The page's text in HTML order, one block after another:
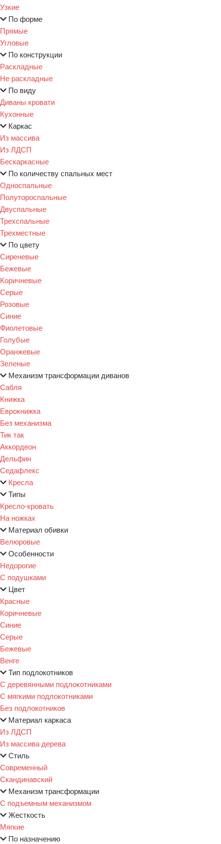
Узкие
По форме
Прямые
Угловые
По конструкции
Раскладные
Не раскладные
По виду
Диваны кровати
Кухонные
Каркас
Из массива
Из ЛДСП
Бескаркасные
По количеству спальных мест
Односпальные
Полутороспальные
Двуспальные
Трехспальные
Трехместные
По цвету
Сиреневые
Бежевые
Коричневые
Серые
Розовые
Синие
Фиолетовые
Голубые
Оранжевые
Зеленые
Механизм трансформации диванов
Сабля
Книжка
Еврокнижка
Без механизма
Тик так
Аккордеон
Дельфин
Седафлекс
Кресла
Типы
Кресло-кровать
На ножках
Материал обивки
Велюровые
Особенности
Недорогие
С подушками
Цвет
Красные
Коричневые
Синие
Серые
Бежевые
Венге
Тип подлокотников
С деревянными подлокотниками
С мягкими подлокотниками
Без подлокотников
Материал каркаса
Из ЛДСП
Из массива дерева
Стиль
Современный
Скандинавский
Механизм трансформации
С подъемным механизмом
Жесткость
Мягкие
По назначению